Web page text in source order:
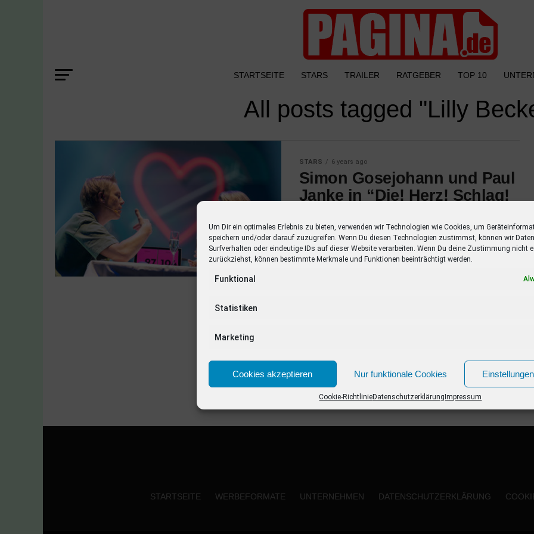
Um Dir ein optimales Erlebnis zu bieten, verwenden wir Technologien wie Cookies, um
speichern und/oder darauf zuzugreifen. Wenn Du diesen Technologien zustimmst, können wir
Surfverhalten oder eindeutige IDs auf dieser Website verarbeiten. Wenn Du deine Zustimmung nicht
zurückziehst, können bestimmte Merkmale und Funktionen beeinträchtigt werden.
Funktional
Statistiken
Marketing
Cookies akzeptieren Nur funktionale Cookies
Cookie-RichtlinieDatenschutzerklärung Impressum
STARTSEITE STARS TRAILER RATGEBER TOP 10
All posts tagged "Lilly
STARS 6 years ago
Simon Gosejohann und Paul
Janke in “Die! Herz! Schlag!
Simon Gosejohann und Paul Janke kämpfen
auf ProSieben in “Die! Herz! Schlag! Show!”
um den Sieg. Gemeinsam mit den beiden
STARTSEITE WERBEFORMATE UNTERNEHMEN DATENSCHUTZERKLÄRUNG